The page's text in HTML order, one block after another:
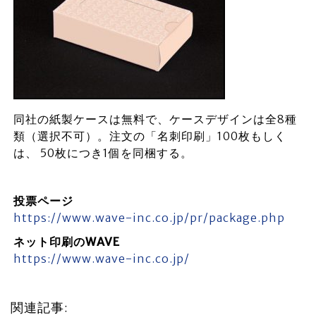
同社の紙製ケースは無料で、ケースデザインは全8種
類（選択不可）。注文の「名刺印刷」100枚もしく
は、 50枚につき1個を同梱する。
投票ページ
https://www.wave-inc.co.jp/pr/package.php
ネット印刷のWAVE
https://www.wave-inc.co.jp/
関連記事: